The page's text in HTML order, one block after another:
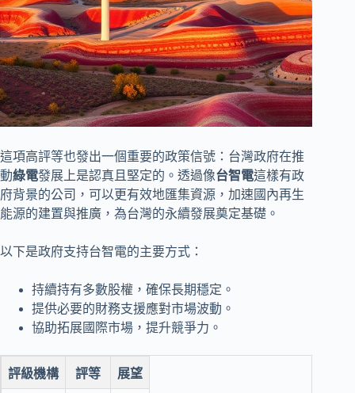
這項高評等也發出一個重要的政策信號：台灣政府在推
動綠電發展上是認真且堅定的。透過像台智電這樣有政
府背景的公司，可以更有效地匯集資源，加速國內再生
能源的建置與推廣，為台灣的永續發展奠定基礎。
以下是政府支持台智電的主要方式：
持續持有多數股權，確保長期穩定。
提供必要的財務支援應對市場波動。
協助拓展國際市場，提升競爭力。
評級機構 評等 展望